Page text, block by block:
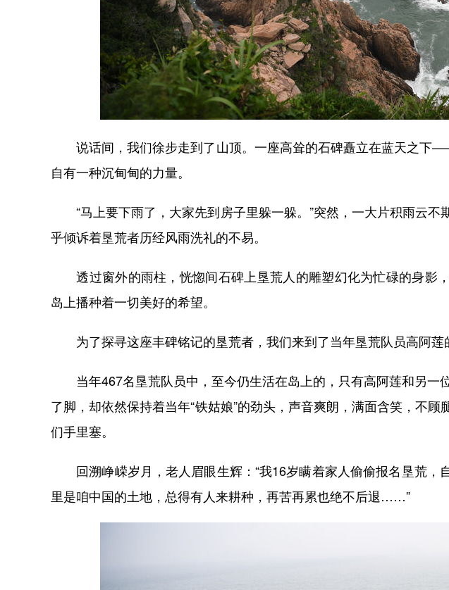
说话间，我们徐步走到了山顶。一座高耸的石碑矗立在蓝天之下
自有一种沉甸甸的力量。
“马上要下雨了，大家先到房子里躲一躲。”突然，一大片积雨云不
乎倾诉着垦荒者历经风雨洗礼的不易。
透过窗外的雨柱，恍惚间石碑上垦荒人的雕塑幻化为忙碌的身影
岛上播种着一切美好的希望。
为了探寻这座丰碑铭记的垦荒者，我们来到了当年垦荒队员高阿莲
当年467名垦荒队员中，至今仍生活在岛上的，只有高阿莲和另一
了脚，却依然保持着当年“铁姑娘”的劲头，声音爽朗，满面含笑，不
们手里塞。
回溯峥嵘岁月，老人眉眼生辉：“我16岁瞒着家人偷偷报名垦荒，
里是咱中国的土地，总得有人来耕种，再苦再累也绝不后退……”